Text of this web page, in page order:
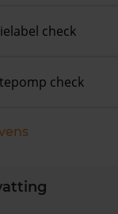
check
check